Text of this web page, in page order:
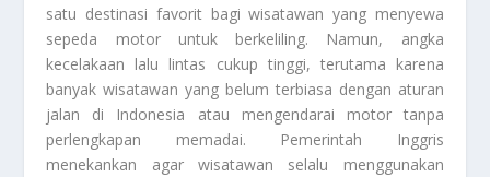
satu destinasi favorit bagi wisatawan yang menyewa
sepeda motor untuk berkeliling. Namun, angka
kecelakaan lalu lintas cukup tinggi, terutama karena
banyak wisatawan yang belum terbiasa dengan aturan
jalan di Indonesia atau mengendarai motor tanpa
perlengkapan memadai. Pemerintah Inggris
menekankan agar wisatawan selalu menggunakan